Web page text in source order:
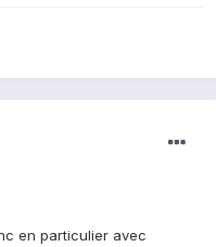
en particulier avec